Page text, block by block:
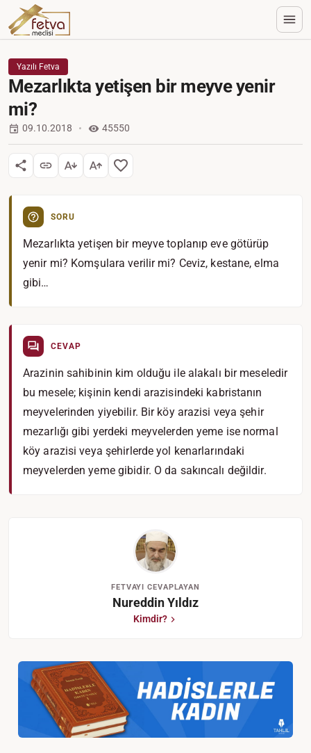
Yazılı Fetva
Mezarlıkta yetişen bir meyve yenir
mi?
09.10.2018 45550
SORU
Mezarlıkta yetişen bir meyve toplanıp eve götürüp
yenir mi? Komşulara verilir mi? Ceviz, kestane, elma
gibi…
CEVAP
Arazinin sahibinin kim olduğu ile alakalı bir meseledir
bu mesele; kişinin kendi arazisindeki kabristanın
meyvelerinden yiyebilir. Bir köy arazisi veya şehir
mezarlığı gibi yerdeki meyvelerden yeme ise normal
köy arazisi veya şehirlerde yol kenarlarındaki
meyvelerden yeme gibidir. O da sakıncalı değildir.
FETVAYI CEVAPLAYAN
Nureddin Yıldız
Kimdir?